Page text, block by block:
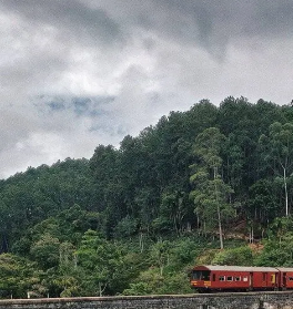
de unos 30 minutos hasta Pushkar.
Pushkar y la Historia de
Si estas planeando un viaje a
estos fuertes y riquezas.
poder construir el mejorviaje a
Si quieres leer mas importantes
para vuestraviaje a la India: y
familiade India. Si quieres
también tenemos nuestros